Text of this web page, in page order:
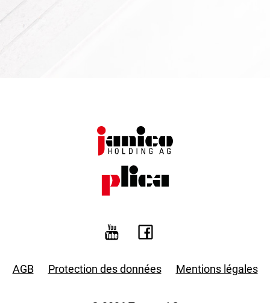
AGB Protection des données Mentions légales